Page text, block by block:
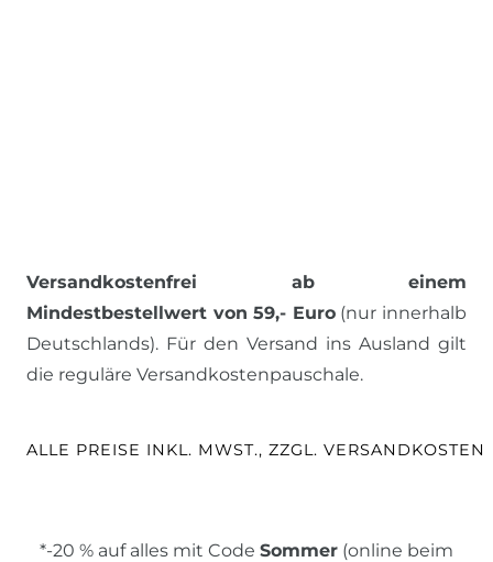
Versandkostenfrei ab einem
Mindestbestellwert von 59,- Euro(nur innerhalb
Deutschlands). Für den Versand ins Ausland gilt
die reguläre Versandkostenpauschale.
ALLE PREISE INKL. MWST., ZZGL. VERSANDKOSTEN
*-20 % auf alles mit Code Sommer (online beim